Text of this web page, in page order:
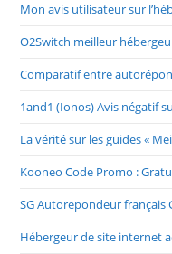
Mon avis utilisateur sur
O2Switch meilleur
Comparatif entre
1and1 (Ionos) Avis négatif
La vérité sur les guides «
Kooneo Code Promo :
SG Autorepondeur français
Hébergeur de site internet